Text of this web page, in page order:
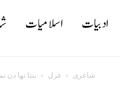
اسلامیات ادبیات
شاعری غزل بنتا تھا